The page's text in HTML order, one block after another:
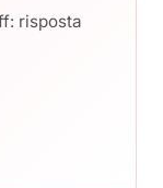
risposta